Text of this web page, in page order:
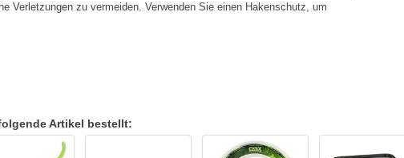
Verletzungen zu vermeiden. Verwenden Sie einen Hakenschutz, um
Artikel bestellt: